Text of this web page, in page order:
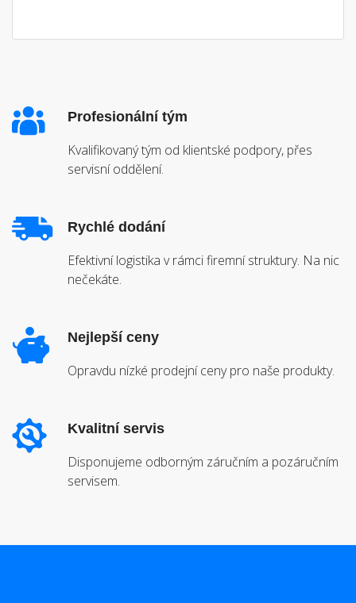
Profesionální tým
Kvalifikovaný tým od klientské podpory, přes
servisní oddělení.
Rychlé dodání
Efektivní logistika v rámci firemní struktury. Na nic
nečekáte.
Nejlepší ceny
Opravdu nízké prodejní ceny pro naše produkty.
Kvalitní servis
Disponujeme odborným záručním a pozáručním
servisem.